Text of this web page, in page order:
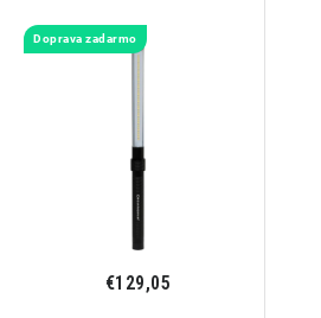
Doprava zadarmo
€129,05